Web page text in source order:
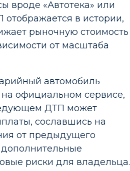
вроде «Автотека» или
отображается в истории,
рыночную стоимость
от масштаба
автомобиль
официальном сервисе,
ДТП может
сославшись на
от предыдущего
дополнительные
риски для владельца.